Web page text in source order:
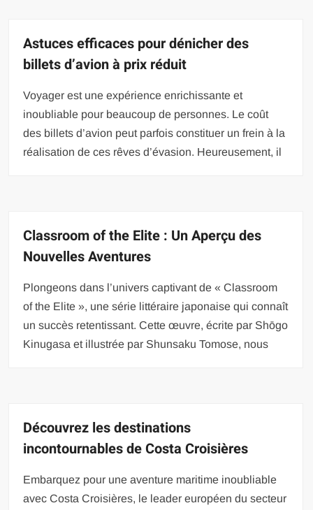
Astuces efficaces pour dénicher des
billets d’avion à prix réduit
Voyager est une expérience enrichissante et
inoubliable pour beaucoup de personnes. Le coût
des billets d’avion peut parfois constituer un frein à la
réalisation de ces rêves d’évasion. Heureusement, il
Classroom of the Elite : Un Aperçu des
Nouvelles Aventures
Plongeons dans l’univers captivant de « Classroom
of the Elite », une série littéraire japonaise qui connaît
un succès retentissant. Cette œuvre, écrite par Shōgo
Kinugasa et illustrée par Shunsaku Tomose, nous
Découvrez les destinations
incontournables de Costa Croisières
Embarquez pour une aventure maritime inoubliable
avec Costa Croisières, le leader européen du secteur